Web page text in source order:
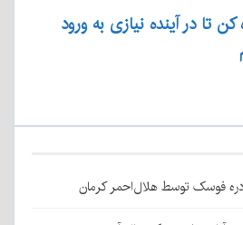
تا در آینده نیازی به ورود